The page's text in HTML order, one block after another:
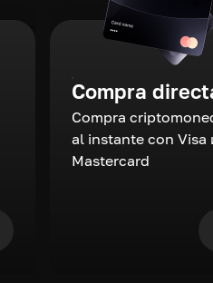
Compra
Compra
al instante con Visa
Mastercard